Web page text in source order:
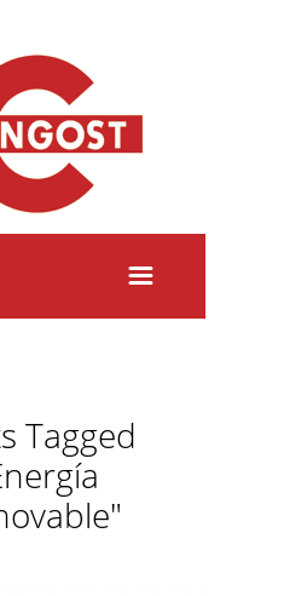
Tagged